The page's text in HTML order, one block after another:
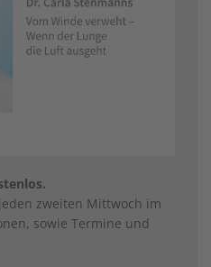
zweiten Mittwoch im
sowie Termine und